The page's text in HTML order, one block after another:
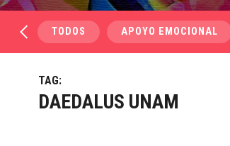
TODOS APOYO EMOCIONAL
TAG:
DAEDALUS UNAM